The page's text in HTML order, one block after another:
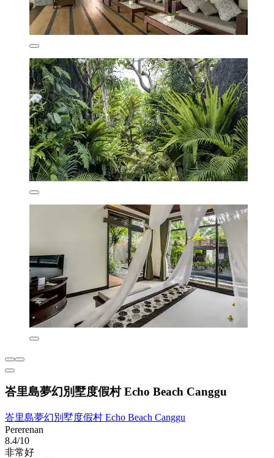
峇里島夢幻別墅度假村 Echo Beach Canggu
峇里島夢幻別墅度假村 Echo Beach Canggu
Pererenan
8.4/10
非常好